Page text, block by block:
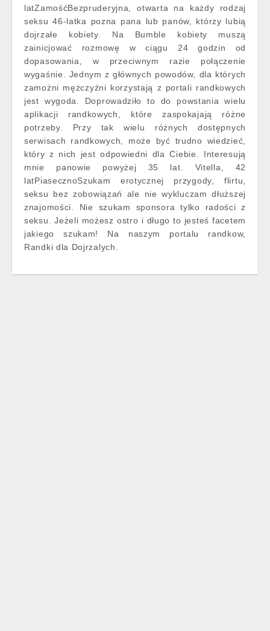
latZamośćBezpruderyjna, otwarta na każdy rodzaj
seksu 46-latka pozna pana lub panów, którzy lubią
dojrzałe kobiety. Na Bumble kobiety muszą
zainicjować rozmowę w ciągu 24 godzin od
dopasowania, w przeciwnym razie połączenie
wygaśnie. Jednym z głównych powodów, dla których
zamożni mężczyźni korzystają z portali randkowych
jest wygoda. Doprowadziło to do powstania wielu
aplikacji randkowych, które zaspokajają różne
potrzeby. Przy tak wielu różnych dostępnych
serwisach randkowych, może być trudno wiedzieć,
który z nich jest odpowiedni dla Ciebie. Interesują
mnie panowie powyżej 35 lat. Vitella, 42
latPiasecznoSzukam erotycznej przygody, flirtu,
seksu bez zobowiązań ale nie wykluczam dłuższej
znajomości. Nie szukam sponsora tylko radości z
seksu. Jeżeli możesz ostro i długo to jesteś facetem
jakiego szukam! Na naszym portalu randkow,
Randki dla Dojrzalych.